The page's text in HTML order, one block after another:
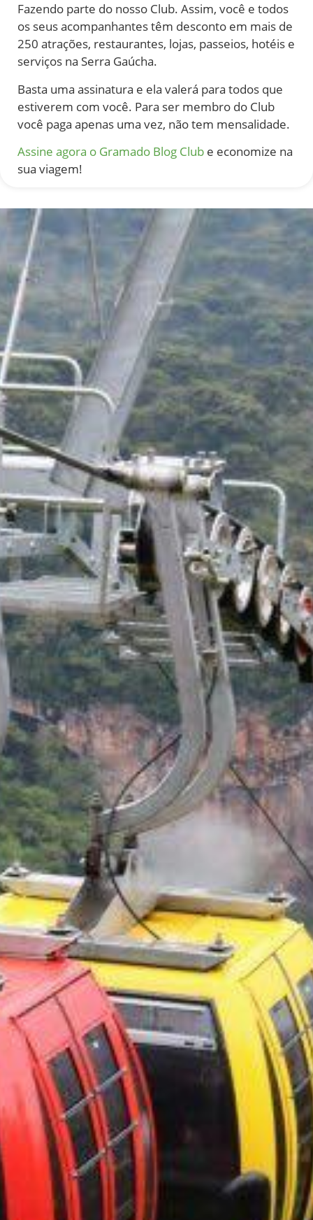
Fazendo parte do nosso Club. Assim, você e todos
os seus acompanhantes têm desconto em mais de
250 atrações, restaurantes, lojas, passeios, hotéis e
serviços na Serra Gaúcha.
Basta uma assinatura e ela valerá para todos que
estiverem com você. Para ser membro do Club
você paga apenas uma vez, não tem mensalidade.
Assine agora o Gramado Blog Club e economize na
sua viagem!